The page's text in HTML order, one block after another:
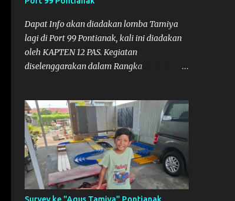
adalah di Port 99 Kota Pontianak. Pamflet
Lomba Tamiya Oiya sebagai Informasi,
Saya dan Muzkha baru pertama kali main
disini. ya hitungannya saya sebagai new
comer lah :) Coach Dilla lagi setting
Dapat Info akan diadakan lomba Tamiya
lagi di Port 99 Pontianak, kali ini diadakan
oleh KAPTEN 12 PAS. Kegiatan
diselenggarakan dalam Rangka
tanggal 22 hingga 23 Agustus 2026. Ya
Semoga Muzkha dan Saya dapat
menghadiri Kegiatan tersebut. Amiin.